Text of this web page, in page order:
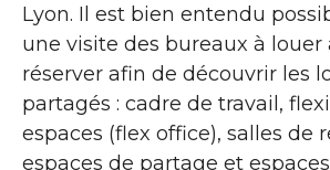
Lyon. Il est bien entendu
une visite des bureaux à louer
réserver afin de découvrir les
partagés : cadre de travail,
espaces (flex office), salles de
espaces de partage et